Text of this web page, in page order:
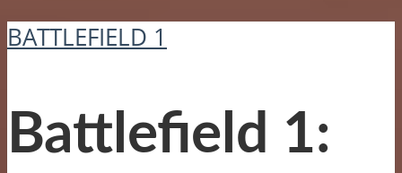
BATTLEFIELD 1
Battlefield 1: